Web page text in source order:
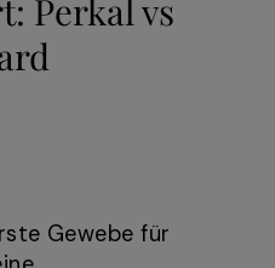
Perkal vs
Gewebe für